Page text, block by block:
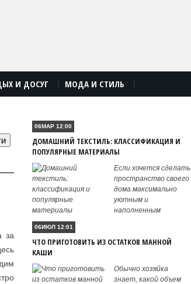
И ДОСУГ МОДА И СТИЛЬ
за
06МАР 12:00
ДОМАШНИЙ ТЕКСТИЛЬ: КЛАССИФИКАЦИЯ И
ПОПУЛЯРНЫЕ МАТЕРИАЛЫ
Если хочется сделать
пространство своего
дома максимально
уютным и
наполненным
06ИЮЛ 12:01
ЧТО ПРИГОТОВИТЬ ИЗ ОСТАТКОВ МАННОЙ
КАШИ
Обычно хозяйка
знает, какой объем